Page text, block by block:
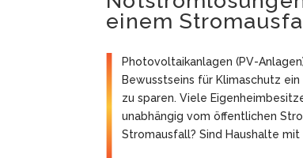
einem
Photovoltaikanlagen (PV-
Bewusstseins für Klimaschutz
zu sparen. Viele
unabhängig vom öffentlichen
Stromausfall? Sind Haushalte